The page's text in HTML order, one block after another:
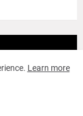
Learn more